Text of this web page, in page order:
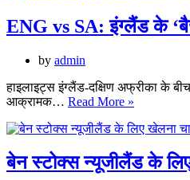
उड़कर
लपका
Test:
कागिसो
महीने
बाद
टेस्ट
और
बिगाड़
दिया
ENG vs SA: इंग्लैंड के
by admin
हाइलाइट्स इंग्लैंड-दक्षिण अफ्रीका के
आक्रामक… Read More »
SA:
के
‘बैजबॉल’
बेन स्टोक्स न्यूजीलैंड के